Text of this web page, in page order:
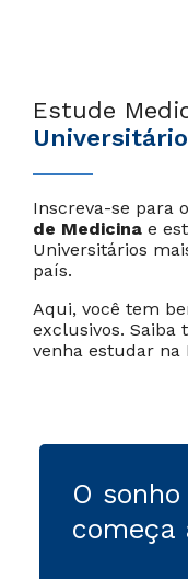
Estude
Inscreva-se para
de Medicina e
Universitários
país.
Aqui, você tem
exclusivos. Saiba
venha estudar na
O
começa